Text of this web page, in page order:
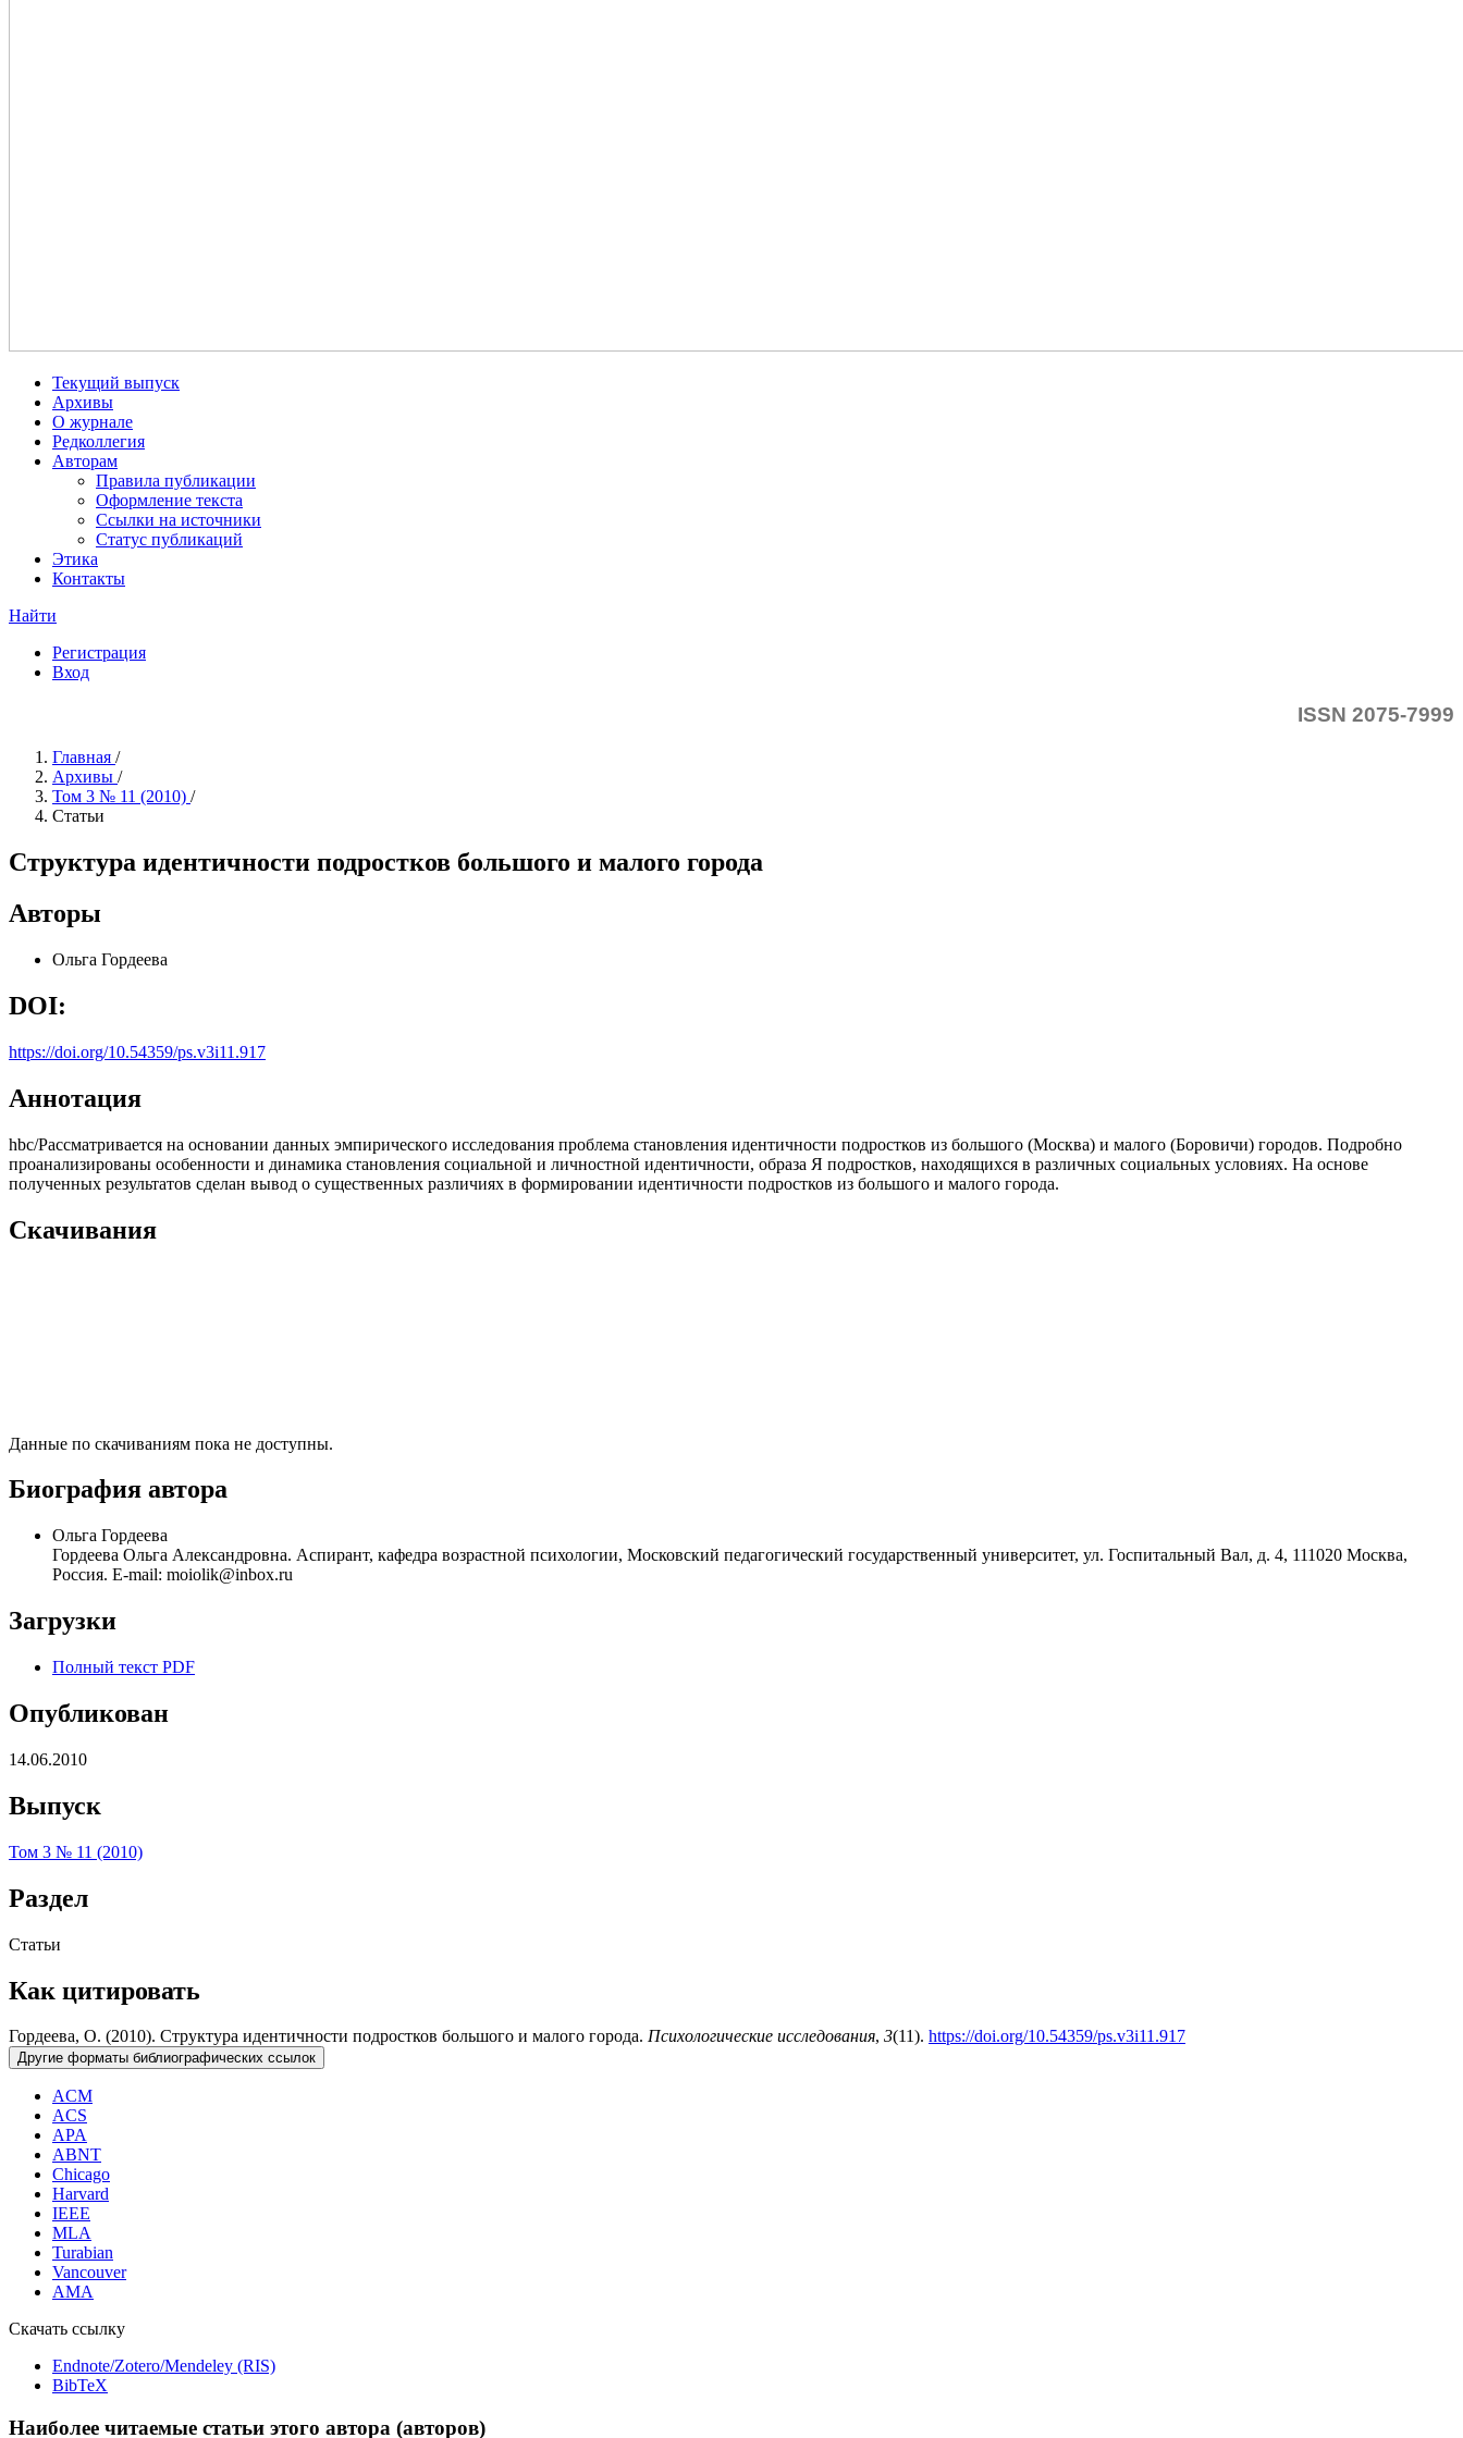
Текущий выпуск
Архивы
О журнале
Редколлегия
Авторам
Правила публикации
Оформление текста
Ссылки на источники
Статус публикаций
Этика
Контакты
Найти
Регистрация
Вход
ISSN 2075-7999
Главная /
Архивы /
Том 3 № 11 (2010) /
Статьи
Структура идентичности подростков большого и малого города
Авторы
Ольга Гордеева
DOI:
https://doi.org/10.54359/ps.v3i11.917
Аннотация
hbc/Рассматривается на основании данных эмпирического исследования проблема становления идентичности подростков из большого (Москва) и малого (Боровичи) городов. Подробно
проанализированы особенности и динамика становления социальной и личностной идентичности, образа Я подростков, находящихся в различных социальных условиях. На основе
полученных результатов сделан вывод о существенных различиях в формировании идентичности подростков из большого и малого города.
Скачивания
Данные по скачиваниям пока не доступны.
Биография автора
Ольга Гордеева
Гордеева Ольга Александровна. Аспирант, кафедра возрастной психологии, Московский педагогический государственный университет, ул. Госпитальный Вал, д. 4, 111020 Москва,
Россия. E-mail: moiolik@inbox.ru
Загрузки
Полный текст PDF
Опубликован
14.06.2010
Выпуск
Том 3 № 11 (2010)
Раздел
Статьи
Как цитировать
Гордеева, О. (2010). Структура идентичности подростков большого и малого города. Психологические исследования, 3(11). https://doi.org/10.54359/ps.v3i11.917
Другие форматы библиографических ссылок
ACM
ACS
APA
ABNT
Chicago
Harvard
IEEE
MLA
Turabian
Vancouver
AMA
Скачать ссылку
Endnote/Zotero/Mendeley (RIS)
BibTeX
Наиболее читаемые статьи этого автора (авторов)